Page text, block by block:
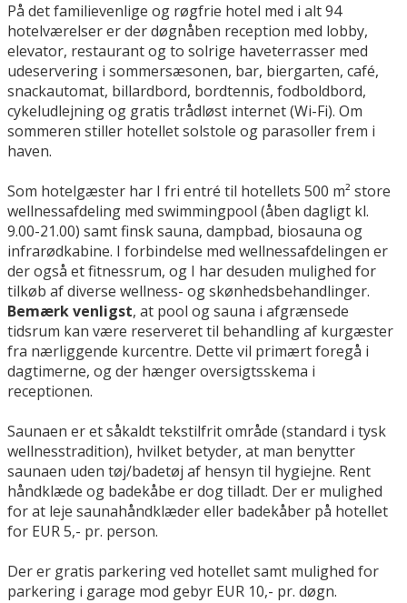
På det familievenlige og røgfrie hotel med i alt 94
hotelværelser er der døgnåben reception med lobby,
elevator, restaurant og to solrige haveterrasser med
udeservering i sommersæsonen, bar, biergarten, café,
snackautomat, billardbord, bordtennis, fodboldbord,
cykeludlejning og gratis trådløst internet (Wi-Fi). Om
sommeren stiller hotellet solstole og parasoller frem i
haven.
Som hotelgæster har I fri entré til hotellets 500 m² store
wellnessafdeling med swimmingpool (åben dagligt kl.
9.00-21.00) samt finsk sauna, dampbad, biosauna og
infrarødkabine. I forbindelse med wellnessafdelingen er
der også et fitnessrum, og I har desuden mulighed for
tilkøb af diverse wellness- og skønhedsbehandlinger.
Bemærk venligst, at pool og sauna i afgrænsede
tidsrum kan være reserveret til behandling af kurgæster
fra nærliggende kurcentre. Dette vil primært foregå i
dagtimerne, og der hænger oversigtsskema i
receptionen.
Saunaen er et såkaldt tekstilfrit område (standard i tysk
wellnesstradition), hvilket betyder, at man benytter
saunaen uden tøj/badetøj af hensyn til hygiejne. Rent
håndklæde og badekåbe er dog tilladt. Der er mulighed
for at leje saunahåndklæder eller badekåber på hotellet
for EUR 5,- pr. person.
Der er gratis parkering ved hotellet samt mulighed for
parkering i garage mod gebyr EUR 10,- pr. døgn.